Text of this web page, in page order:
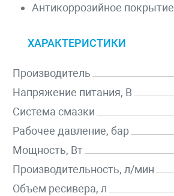
Антикоррозийное покрытие
ХАРАКТЕРИСТИКИ
Производитель
Напряжение питания, В
Система смазки
Рабочее давление, бар
Мощность, Вт
Производительность, л/мин
Объем ресивера, л